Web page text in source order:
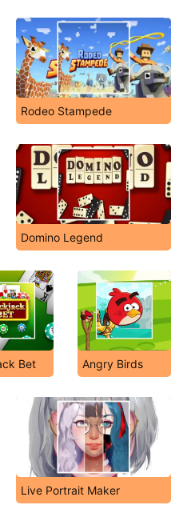
Rodeo Stampede
Domino Legend
Bet Angry Birds
Live Portrait Maker